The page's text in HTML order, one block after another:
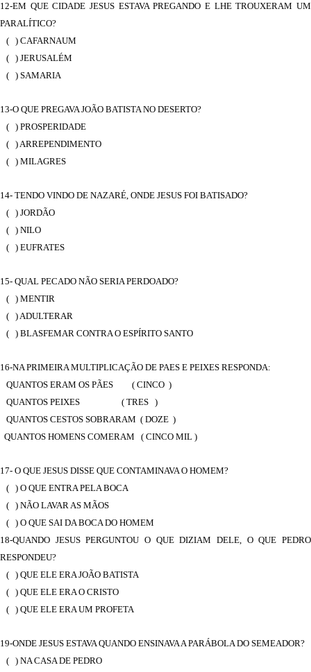
12-EM QUE CIDADE JESUS ESTAVA PREGANDO E LHE TROUXERAM UM
PARALÍTICO?
( ) CAFARNAUM
( ) JERUSALÉM
( ) SAMARIA
13-O QUE PREGAVA JOÃO BATISTA NO DESERTO?
( ) PROSPERIDADE
( ) ARREPENDIMENTO
( ) MILAGRES
14- TENDO VINDO DE NAZARÉ, ONDE JESUS FOI BATISADO?
( ) JORDÃO
( ) NILO
( ) EUFRATES
15- QUAL PECADO NÃO SERIA PERDOADO?
( ) MENTIR
( ) ADULTERAR
( ) BLASFEMAR CONTRA O ESPÍRITO SANTO
16-NA PRIMEIRA MULTIPLICAÇÃO DE PAES E PEIXES RESPONDA:
QUANTOS ERAM OS PÃES ( CINCO )
QUANTOS PEIXES ( TRES )
QUANTOS CESTOS SOBRARAM ( DOZE )
QUANTOS HOMENS COMERAM ( CINCO MIL )
17- O QUE JESUS DISSE QUE CONTAMINAVA O HOMEM?
( ) O QUE ENTRA PELA BOCA
( ) NÃO LAVAR AS MÃOS
( ) O QUE SAI DA BOCA DO HOMEM
18-QUANDO JESUS PERGUNTOU O QUE DIZIAM DELE, O QUE PEDRO
RESPONDEU?
( ) QUE ELE ERA JOÃO BATISTA
( ) QUE ELE ERA O CRISTO
( ) QUE ELE ERA UM PROFETA
19-ONDE JESUS ESTAVA QUANDO ENSINAVA A PARÁBOLA DO SEMEADOR?
( ) NA CASA DE PEDRO